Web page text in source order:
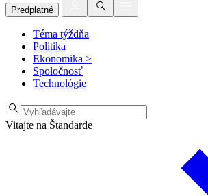
Predplatné
Téma týždňa
Politika
Ekonomika >
Spoločnosť
Technológie
Vitajte na Štandarde